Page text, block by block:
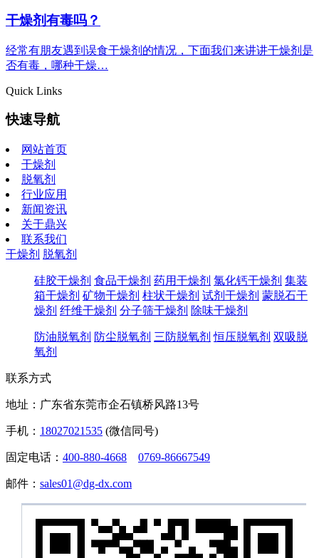
干燥剂有毒吗？
经常有朋友遇到误食干燥剂的情况，下面我们来讲讲干燥剂是
否有毒，哪种干燥…
Quick Links
快速导航
网站首页
干燥剂
脱氧剂
行业应用
新闻资讯
关于鼎兴
联系我们
干燥剂 脱氧剂
硅胶干燥剂 食品干燥剂 药用干燥剂 氯化钙干燥剂 集装
箱干燥剂 矿物干燥剂 柱状干燥剂 试剂干燥剂 蒙脱石干
燥剂 纤维干燥剂 分子筛干燥剂 除味干燥剂
防油脱氧剂 防尘脱氧剂 三防脱氧剂 恒压脱氧剂 双吸脱
氧剂
联系方式
地址：广东省东莞市企石镇桥风路13号
手机： 18027021535 (微信同号)
固定电话： 400-880-4668 0769-86667549
邮件： sales01@dg-dx.com